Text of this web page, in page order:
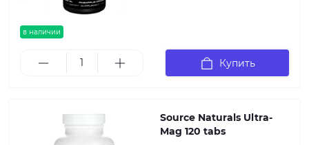
в наличии
Купить
Source Naturals Ultra-
Mag 120 tabs